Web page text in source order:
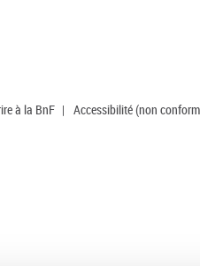
à la BnF | Accessibilité (non